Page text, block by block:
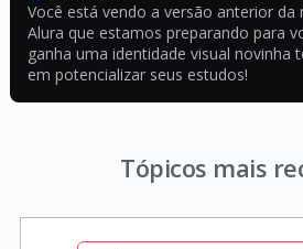
Você está vendo a versão anterior da
Alura que estamos preparando para
ganha uma identidade visual novinha
em potencializar seus estudos!
Tópicos mais